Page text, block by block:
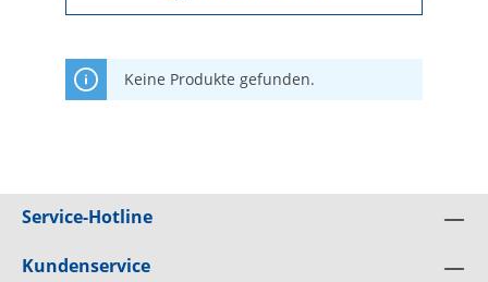
Keine Produkte gefunden.
Service-Hotline
Kundenservice